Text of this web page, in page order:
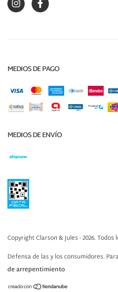
MEDIOS DE PAGO
MEDIOS DE ENVÍO
Copyright Clarson & Jules - 2026.
Defensa de las y los consumidores.
de arrepentimiento